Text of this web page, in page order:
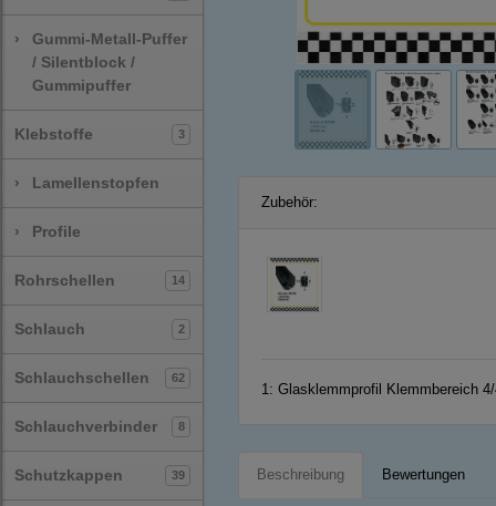
›
Gummi-Metall-Puffer
/ Silentblock /
Gummipuffer
Klebstoffe 3
› Lamellenstopfen
› Profile
Rohrschellen 14
Schlauch 2
Schlauchschellen 62
Schlauchverbinder 8
Schutzkappen 39
Zubehör:
1: Glasklemmprofil Klemmbereich
Beschreibung Bewertungen